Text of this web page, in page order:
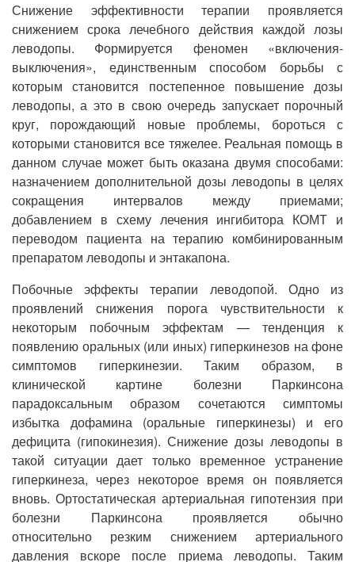
Снижение эффективности терапии проявляется
снижением срока лечебного действия каждой лозы
леводопы. Формируется феномен «включения-
выключения», единственным способом борьбы с
которым становится постепенное повышение дозы
леводопы, а это в свою очередь запускает порочный
круг, порождающий новые проблемы, бороться с
которыми становится все тяжелее. Реальная помощь в
данном случае может быть оказана двумя способами:
назначением дополнительной дозы леводопы в целях
сокращения интервалов между приемами;
добавлением в схему лечения ингибитора КОМТ и
переводом пациента на терапию комбинированным
препаратом леводопы и энтакапона.
Побочные эффекты терапии леводопой. Одно из
проявлений снижения порога чувствительности к
некоторым побочным эффектам — тенденция к
появлению оральных (или иных) гиперкинезов на фоне
симптомов гиперкинезии. Таким образом, в
клинической картине болезни Паркинсона
парадоксальным образом сочетаются симптомы
избытка дофамина (оральные гиперкинезы) и его
дефицита (гипокинезия). Снижение дозы леводопы в
такой ситуации дает только временное устранение
гиперкинеза, через некоторое время он появляется
вновь. Ортостатическая артериальная гипотензия при
болезни Паркинсона проявляется обычно
относительно резким снижением артериального
давления вскоре после приема леводопы. Таким